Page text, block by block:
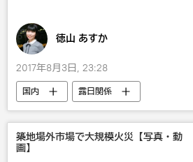
徳山 あすか
2017年8月3日, 23:28
国内 露日関係
築地場外市場で大規模火災【写真・動
画】